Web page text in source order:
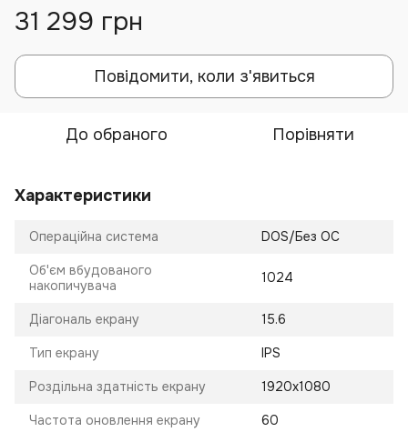
31 299 грн
Повідомити, коли з'явиться
До обраного Порівняти
Характеристики
Операційна система DOS/Без ОС
Об'єм вбудованого
накопичувача
1024
Діагональ екрану 15.6
Тип екрану IPS
Роздільна здатність екрану 1920x1080
Частота оновлення екрану 60